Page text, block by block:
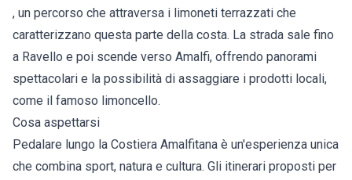
, un percorso che attraversa i limoneti terrazzati che
caratterizzano questa parte della costa. La strada sale fino
a Ravello e poi scende verso Amalfi, offrendo panorami
spettacolari e la possibilità di assaggiare i prodotti locali,
come il famoso limoncello.
Cosa aspettarsi
Pedalare lungo la Costiera Amalfitana è un'esperienza unica
che combina sport, natura e cultura. Gli itinerari proposti per